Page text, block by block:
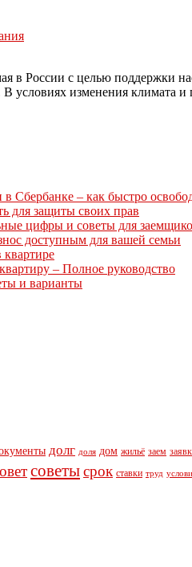
в России с целью
условиях изменения климата
Сбербанке – как быстро
для защиты своих прав
цифры и советы для
доступным для вашей семьи
квартире
– Полное руководство
и варианты
долг доля дом жильё заем
советысрок ставки труд